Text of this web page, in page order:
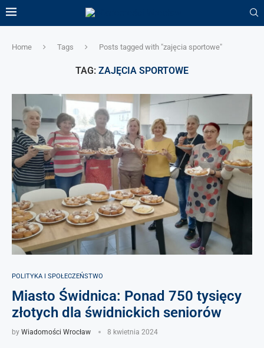
Home Tags Posts tagged with "zajęcia sportowe"
TAG: ZAJĘCIA SPORTOWE
POLITYKA I SPOŁECZEŃSTWO
Miasto Świdnica: Ponad 750 tysięcy
złotych dla świdnickich seniorów
by Wiadomości Wrocław 8 kwietnia 2024